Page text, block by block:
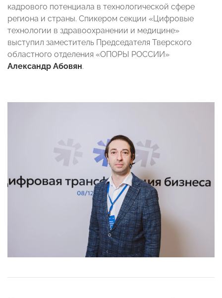
кадрового потенциала в технологической сфере
региона и страны. Спикером секции «Цифровые
технологии в здравоохранении и медицине»
выступил заместитель Председателя Тверского
областного отделения «ОПОРЫ РОССИИ»
Александр Абовян.